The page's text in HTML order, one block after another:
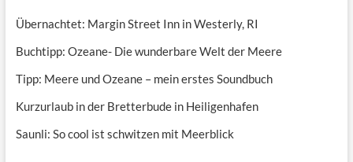
Übernachtet: Margin Street Inn in Westerly, RI
Buchtipp: Ozeane- Die wunderbare Welt der Meere
Tipp: Meere und Ozeane – mein erstes Soundbuch
Kurzurlaub in der Bretterbude in Heiligenhafen
Saunli: So cool ist schwitzen mit Meerblick